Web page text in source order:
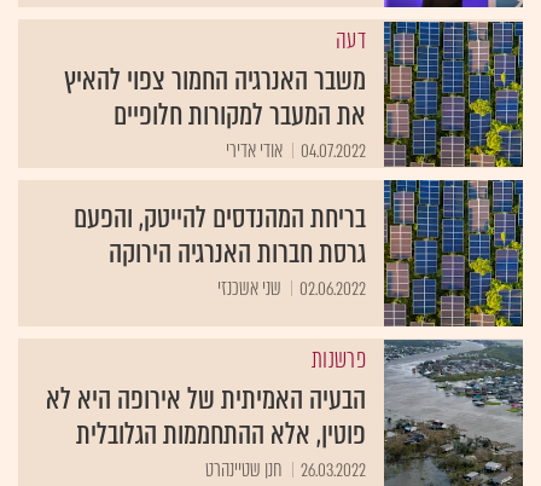
דעה
משבר האנרגיה החמור צפוי להאיץ
את המעבר למקורות חלופיים
04.07.2022 אודי אדירי
בריחת המהנדסים להייטק, והפעם
גרסת חברות האנרגיה הירוקה
02.06.2022 שני אשכנזי
פרשנות
הבעיה האמיתית של אירופה היא לא
פוטין, אלא ההתחממות הגלובלית
26.03.2022 חנן שטיינהרט